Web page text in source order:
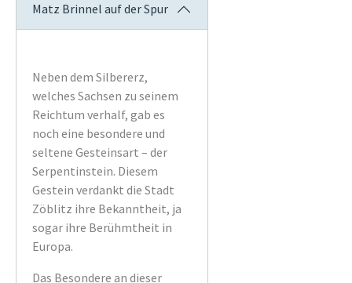
Matz Brinnel auf der Spur
Neben dem Silbererz,
welches Sachsen zu seinem
Reichtum verhalf, gab es
noch eine besondere und
seltene Gesteinsart – der
Serpentinstein. Diesem
Gestein verdankt die Stadt
Zöblitz ihre Bekanntheit, ja
sogar ihre Berühmtheit in
Europa.
Das Besondere an dieser